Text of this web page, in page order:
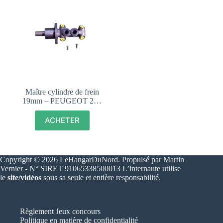
Maître cylindre de frein
19mm – PEUGEOT 205
GTI, RALLYE,
DTURBO – 460189
ACHETER
Copyright © 2026 LeHangarDuNord. Propulsé par Martin
Vernier - N° SIRET 91065338500013 L’internaute utilise
le site/vidéos sous sa seule et entière responsabilité.
Règlement Jeux concours
Politique en matière de confidentialité